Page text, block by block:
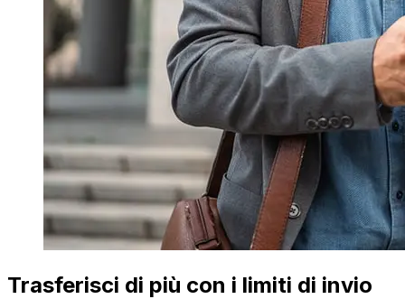
Trasferisci di più con i limiti di invio